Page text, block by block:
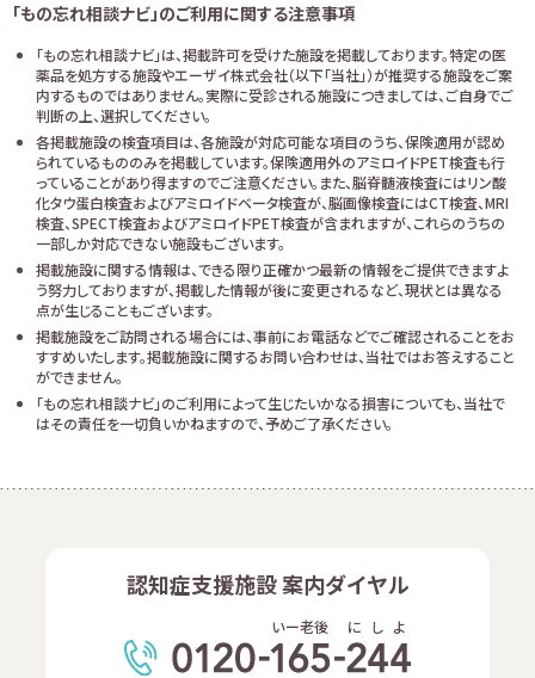
「もの忘れ相談ナビ」のご利用に関する注意事項
「もの忘れ相談ナビ」は、掲載許可を受けた施設を掲載しております。特定の医
薬品を処方する施設やエーザイ株式会社（以下「当社」）が推奨する施設をご案
内するものではありません。実際に受診される施設につきましては、ご自身でご
判断の上、選択してください。
各掲載施設の検査項目は、各施設が対応可能な項目のうち、保険適用が認め
られているもののみを掲載しています。保険適用外のアミロイドPET検査も行
っていることがあり得ますのでご注意ください。また、脳脊髄液検査にはリン酸
化タウ蛋白検査およびアミロイドベータ検査が、脳画像検査にはCT検査、MRI
検査、SPECT検査およびアミロイドPET検査が含まれますが、これらのうちの
一部しか対応できない施設もございます。
掲載施設に関する情報は、できる限り正確かつ最新の情報をご提供できますよ
う努力しておりますが、掲載した情報が後に変更されるなど、現状とは異なる
点が生じることもございます。
掲載施設をご訪問される場合には、事前にお電話などでご確認されることをお
すすめいたします。掲載施設に関するお問い合わせは、当社ではお答えすること
ができません。
「もの忘れ相談ナビ」のご利用によって生じたいかなる損害についても、当社で
はその責任を一切負いかねますので、予めご了承ください。
認知症支援施設 案内ダイヤル
いー老後 に し よ